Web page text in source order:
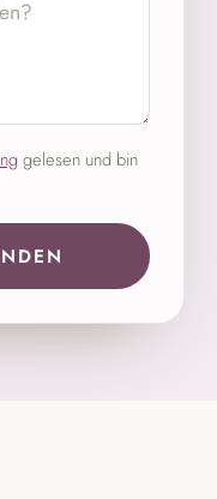
gelesen und bin